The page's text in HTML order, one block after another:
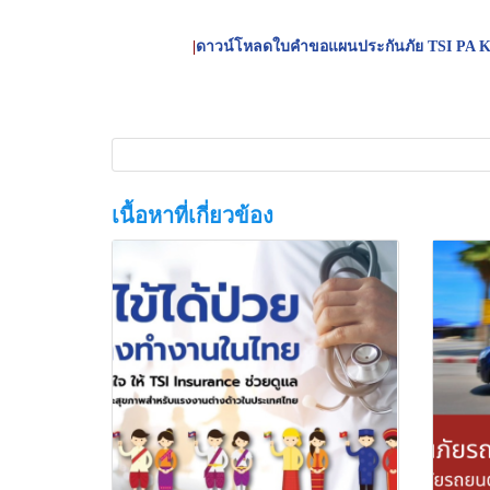
|ดาวน์โหลดใบคำขอแผนประกันภัย TSI PA
เนื้อหาที่เกี่ยวข้อง